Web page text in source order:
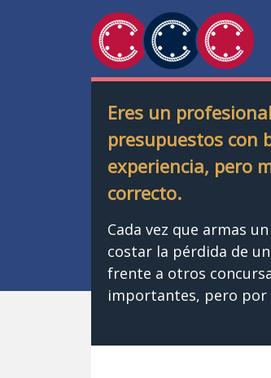
Eres un
presupuestos con
experiencia, pero
correcto.
Cada vez que armas
costar la pérdida de
frente a otros
importantes, pero